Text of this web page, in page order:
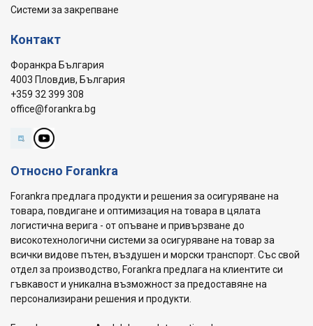
Системи за закрепване
Контакт
Форанкра България
4003 Пловдив, България
+359 32 399 308
office@forankra.bg
Относно Forankra
Forankra предлага продукти и решения за осигуряване на
товара, повдигане и оптимизация на товара в цялата
логистична верига - от опъване и привързване до
високотехнологични системи за осигуряване на товар за
всички видове пътен, въздушен и морски транспорт. Със свой
отдел за производство, Forankra предлага на клиентите си
гъвкавост и уникална възможност за предоставяне на
персонализирани решения и продукти.